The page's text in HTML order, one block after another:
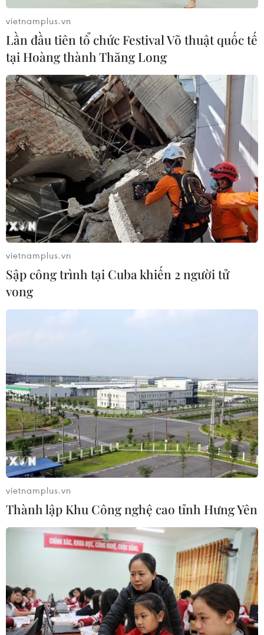
Nghệ An: 3 người chết, 4 người bị thương
do ảnh hưởng của bão số 3
24/07/2025 02:23
Do ảnh hưởng của cơn bão số 3, toàn tỉnh Nghệ An có 3
người bị chết, 4 người bị thương và hiện còn trên 9.000
hộ bị cô lập, chia cắt, mất điện hoàn toàn.
Nghệ An: Nước lũ ồ ạt đổ về, các xã
biên giới ngập mênh mông, có nơi sâu
đến 4m
24/07/2025 01:18
Đến chiều 23/7, nước lũ trên sông Lam tiếp tục dâng
cao do lượng nước ồ ạt từ thượng nguồn đổ về. Hàng
chục ngôi nhà đã bị ngập sâu, có nơi ngập sâu gần
vietnamplus.vn
Lần đầu tiên tổ chức Festival Võ thuật quốc tế
tại Hoàng thành Thăng Long
vietnamplus.vn
Sập công trình tại Cuba khiến 2 người tử
vong
vietnamplus.vn
Thành lập Khu Công nghệ cao tỉnh Hưng Yên